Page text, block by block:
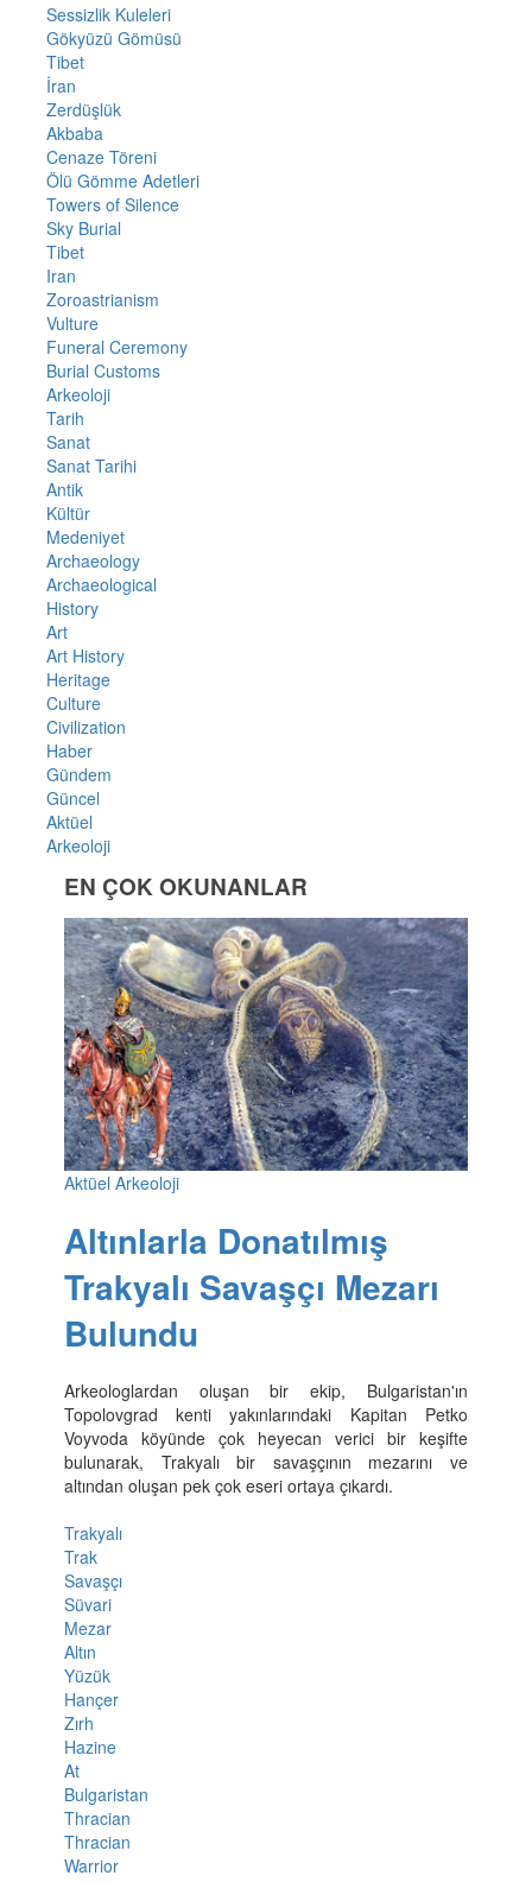
Sessizlik Kuleleri
Gökyüzü Gömüsü
Tibet
İran
Zerdüşlük
Akbaba
Cenaze Töreni
Ölü Gömme Adetleri
Towers of Silence
Sky Burial
Tibet
Iran
Zoroastrianism
Vulture
Funeral Ceremony
Burial Customs
Arkeoloji
Tarih
Sanat
Sanat Tarihi
Antik
Kültür
Medeniyet
Archaeology
Archaeological
History
Art
Art History
Heritage
Culture
Civilization
Haber
Gündem
Güncel
Aktüel
Arkeoloji
EN ÇOK OKUNANLAR
Aktüel Arkeoloji
Altınlarla Donatılmış
Trakyalı Savaşçı Mezarı
Bulundu
Arkeologlardan oluşan bir ekip, Bulgaristan'ın
Topolovgrad kenti yakınlarındaki Kapitan Petko
Voyvoda köyünde çok heyecan verici bir keşifte
bulunarak, Trakyalı bir savaşçının mezarını ve
altından oluşan pek çok eseri ortaya çıkardı.
Trakyalı
Trak
Savaşçı
Süvari
Mezar
Altın
Yüzük
Hançer
Zırh
Hazine
At
Bulgaristan
Thracian
Thracian
Warrior